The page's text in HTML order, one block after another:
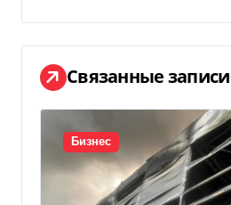
а
ц
и
я
Связанные записи
Бизнес